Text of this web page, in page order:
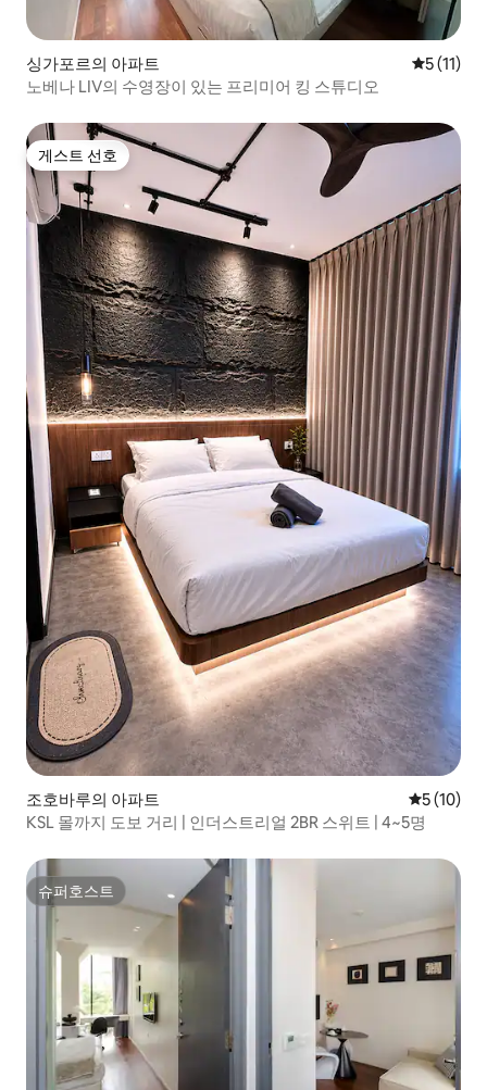
싱가포르의 아파트 평점 5점
5 (11)
노베나 LIV의 수영장이 있는 프리미어 킹 스튜디오
게스트 선호
게스트 선호
조호바루의 아파트 평점 5점
5 (10)
KSL 몰까지 도보 거리 | 인더스트리얼 2BR 스위트 | 4~5명
슈퍼호스트
슈퍼호스트